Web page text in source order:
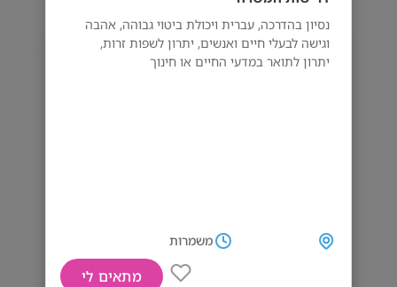
נסיון בהדרכה, עברית ויכולת ביטוי גבוהה, אהבה
וגישה לבעלי חיים ואנשים, יתרון לשפות זרות,
יתרון לתואר במדעי החיים או חינוך
משמרות
מתאים לי
מפרסם אנונימי